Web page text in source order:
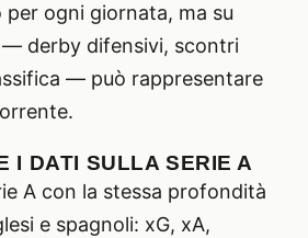
ogni giornata, ma su
derby difensivi, scontri
— può rappresentare
I DATI SULLA SERIE A
A con la stessa profondità
e spagnoli: xG, xA,